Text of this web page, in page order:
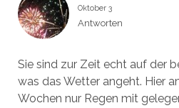
Oktober 3
Antworten
Sie sind zur Zeit echt auf der
was das Wetter angeht. Hier
Wochen nur Regen mit